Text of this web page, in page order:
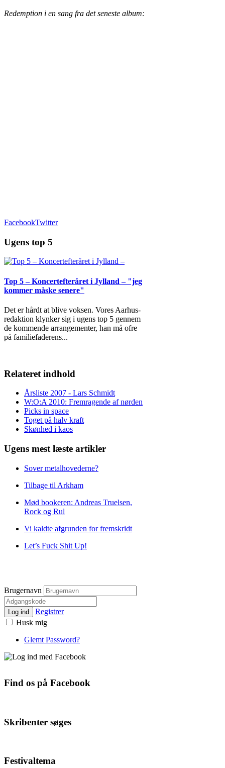
Redemption i en sang fra det seneste album:
FacebookTwitter
Ugens top 5
Top 5 – Koncertefteråret i Jylland – "jeg
kommer måske senere"
Det er hårdt at blive voksen. Vores Aarhus-
redaktion klynker sig i ugens top 5 gennem
de kommende arrangementer, han må ofre
på familiefaderens...
Relateret indhold
Årsliste 2007 - Lars Schmidt
W:O:A 2010: Fremragende af nørden
Picks in space
Toget på halv kraft
Skønhed i kaos
Ugens mest læste artikler
Sover metalhovederne?
Tilbage til Arkham
Mød bookeren: Andreas Truelsen,
Rock og Rul
Vi kaldte afgrunden for fremskridt
Let’s Fuck Shit Up!
Brugernavn
Log ind
Registrer
Husk mig
Glemt Password?
Find os på Facebook
Skribenter søges
Festivaltema